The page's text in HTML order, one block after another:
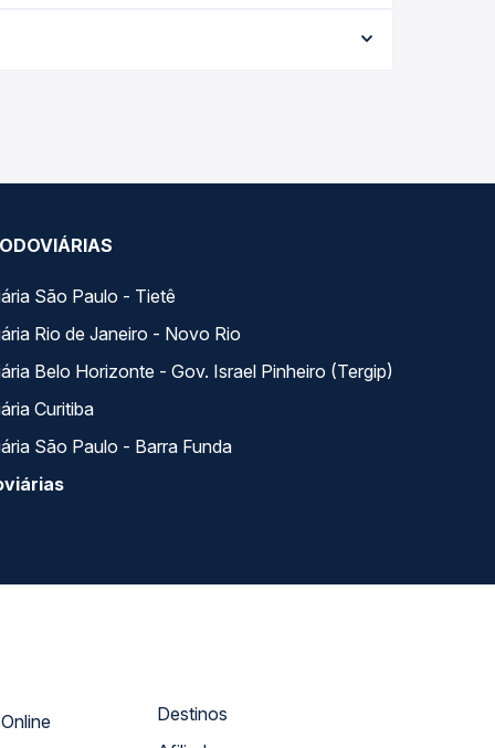
e garante a melhor oferta para o seu roteiro.
São Paulo - Tietê
Rio de Janeiro - Novo Rio
Belo Horizonte - Gov. Israel Pinheiro (Tergip)
Curitiba
São Paulo - Barra Funda
Atendimento Online
Destinos